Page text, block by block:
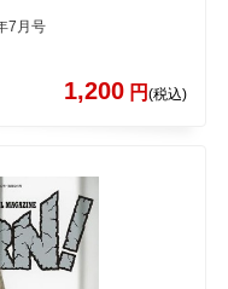
1,200 円(税込)